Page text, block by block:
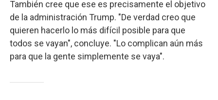
También cree que ese es precisamente el objetivo
de la administración Trump. "De verdad creo que
quieren hacerlo lo más difícil posible para que
todos se vayan", concluye. "Lo complican aún más
para que la gente simplemente se vaya".